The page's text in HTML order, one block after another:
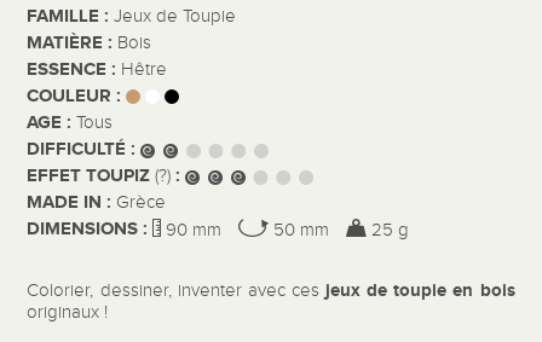
FAMILLE :Jeux de Toupie
MATIÈRE : Bois
ESSENCE : Hêtre
COULEUR :
AGE :Tous
DIFFICULTÉ :
EFFET TOUPIZ(?) :
MADE IN : Grèce
DIMENSIONS : 90 mm 50 mm 25 g
Colorier, dessiner, inventer avec ces jeux de toupie en bois
originaux !